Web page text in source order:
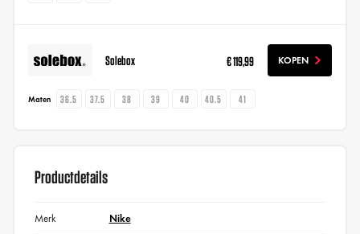
Solebox € 119,99 KOPEN
Maten 36.5 37.5 38 39 40 40.5 41
Productdetails
Merk Nike